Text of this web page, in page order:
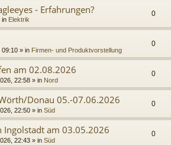
- Erfahrungen?
in Elektrik
0
09:10 » in Firmen- und Produktvorstellung
0
am 02.08.2026
22:58 » in Nord
0
Donau 05.-07.06.2026
22:50 » in Süd
0
am 03.05.2026
22:43 » in Süd
0